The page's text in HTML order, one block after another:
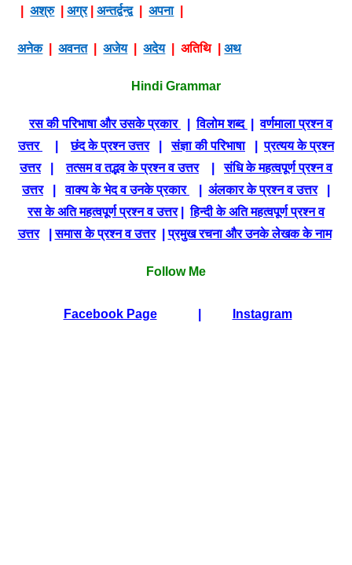
|अश्रु |अग्र |अन्तर्द्वन्द्व |अपना
अनेक |अवनत |अजेय |अदेय |अतिथि |अथ
Hindi Grammar
रस की परिभाषा और उसके प्रकार |विलोम शब्द |वर्णमाला प्रश्न व
उत्तर
|छंद के प्रश्न उत्तर|संज्ञा की परिभाषा|प्रत्यय के प्रश्न
उत्तर|तत्सम व तद्भव के प्रश्न व उत्तर|संधि के महत्वपूर्ण प्रश्न व
उत्तर|वाक्य के भेद व उनके प्रकार अंलकार के प्रश्न व उत्तर|
रस के अति महत्वपूर्ण प्रश्न व उत्तर|हिन्दी के अति महत्वपूर्ण प्रश्न व
उत्तर|समास के प्रश्न व उत्तर|प्रमुख रचना और उनके लेखक के नाम
Follow Me
Facebook Page| Instagram